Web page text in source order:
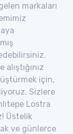
markaları
için,
Sizlere
Lostra
Üstelik
ve günlerce